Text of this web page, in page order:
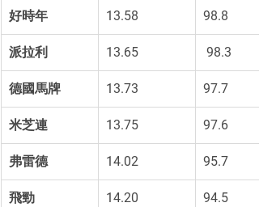
好時年 13.58 98.8
派拉利 13.65 98.3
德國馬牌 13.73 97.7
米芝連 13.75 97.6
弗雷德 14.02 95.7
飛勁 14.20 94.5